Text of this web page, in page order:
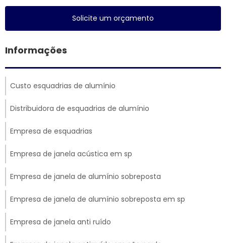
Solicite um orçamento
Informações
Custo esquadrias de alumínio
Distribuidora de esquadrias de alumínio
Empresa de esquadrias
Empresa de janela acústica em sp
Empresa de janela de alumínio sobreposta
Empresa de janela de alumínio sobreposta em sp
Empresa de janela anti ruído